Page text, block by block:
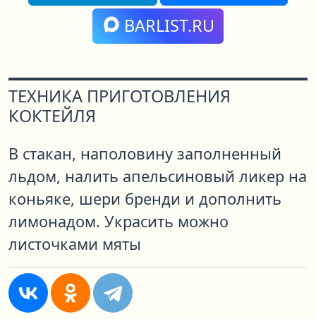
BARLIST.RU
ТЕХНИКА ПРИГОТОВЛЕНИЯ
КОКТЕЙЛЯ
В стакан, наполовину заполненный
льдом, налить апельсиновый ликер на
коньяке, шери бренди и дополнить
лимонадом. Украсить можно
листочками мяты